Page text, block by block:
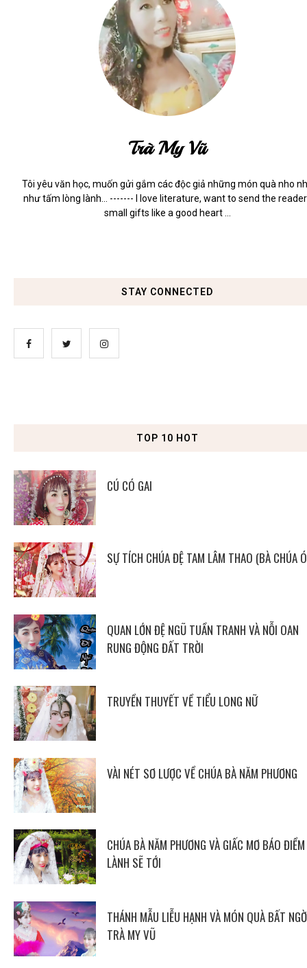
Trà My Vũ
Tôi yêu văn học, muốn gửi gắm các độc giả những món quà nho
như tấm lòng lành... ------- I love literature, want to send the
small gifts like a good heart ...
STAY CONNECTED
TOP 10 HOT
CÚ CÓ GAI
SỰ TÍCH CHÚA ĐỆ TAM LÂM THAO (BÀ CHÚA
QUAN LỚN ĐỆ NGŨ TUẦN TRANH VÀ NỖI OAN
RUNG ĐỘNG ĐẤT TRỜI
TRUYỀN THUYẾT VỀ TIỂU LONG NỮ
VÀI NÉT SƠ LƯỢC VỀ CHÚA BÀ NĂM PHƯƠNG
CHÚA BÀ NĂM PHƯƠNG VÀ GIẤC MƠ BÁO ĐIỀM
LÀNH SẼ TỚI
THÁNH MẪU LIỄU HẠNH VÀ MÓN QUÀ BẤT
TRÀ MY VŨ